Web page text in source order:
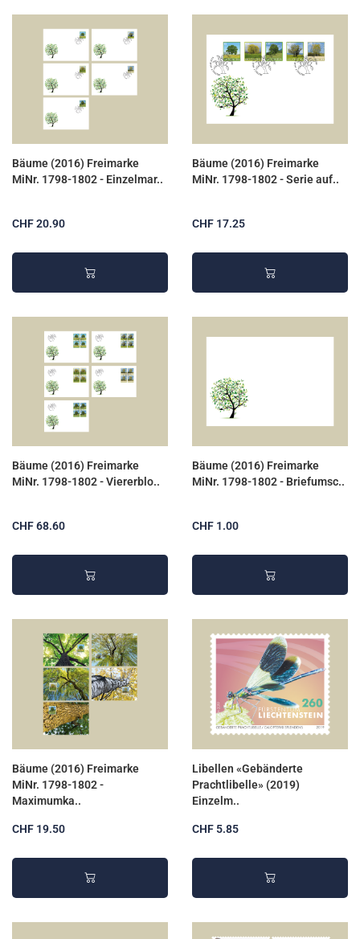
Bäume (2016) Freimarke
MiNr. 1798-1802 - Einzelmar..
CHF 20.90
Bäume (2016) Freimarke
MiNr. 1798-1802 - Serie auf..
CHF 17.25
Bäume (2016) Freimarke
MiNr. 1798-1802 - Viererblo..
CHF 68.60
Bäume (2016) Freimarke
MiNr. 1798-1802 - Briefumsc..
CHF 1.00
Bäume (2016) Freimarke
MiNr. 1798-1802 -
Maximumka..
CHF 19.50
Libellen «Gebänderte
Prachtlibelle» (2019)
Einzelm..
CHF 5.85